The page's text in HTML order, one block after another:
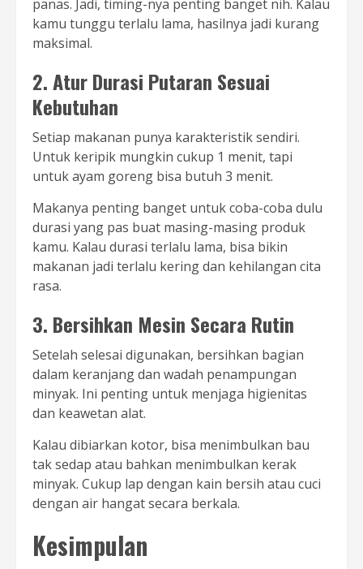
panas. Jadi, timing-nya penting banget nih. Kalau
kamu tunggu terlalu lama, hasilnya jadi kurang
maksimal.
2. Atur Durasi Putaran Sesuai
Kebutuhan
Setiap makanan punya karakteristik sendiri.
Untuk keripik mungkin cukup 1 menit, tapi
untuk ayam goreng bisa butuh 3 menit.
Makanya penting banget untuk coba-coba dulu
durasi yang pas buat masing-masing produk
kamu. Kalau durasi terlalu lama, bisa bikin
makanan jadi terlalu kering dan kehilangan cita
rasa.
3. Bersihkan Mesin Secara Rutin
Setelah selesai digunakan, bersihkan bagian
dalam keranjang dan wadah penampungan
minyak. Ini penting untuk menjaga higienitas
dan keawetan alat.
Kalau dibiarkan kotor, bisa menimbulkan bau
tak sedap atau bahkan menimbulkan kerak
minyak. Cukup lap dengan kain bersih atau cuci
dengan air hangat secara berkala.
Kesimpulan